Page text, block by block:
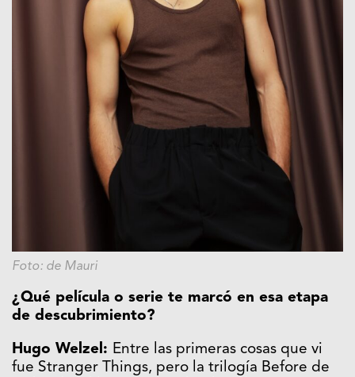
Foto: de Mauri
¿Qué película o serie te marcó en esa etapa
de descubrimiento?
Hugo Welzel: Entre las primeras cosas que vi
fue Stranger Things, pero la trilogía Before de